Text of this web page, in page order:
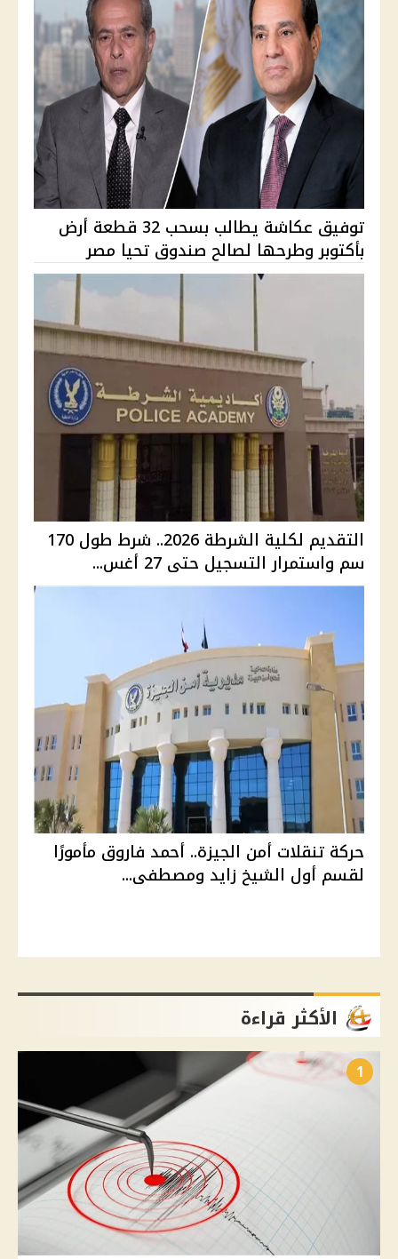
توفيق عكاشة يطالب بسحب 32 قطعة أرض
بأكتوبر وطرحها لصالح صندوق تحيا مصر
التقديم لكلية الشرطة 2026.. شرط طول 170
سم واستمرار التسجيل حتى 27 أغس...
حركة تنقلات أمن الجيزة.. أحمد فاروق مأمورًا
لقسم أول الشيخ زايد ومصطفى...
الأكثر قراءة
1